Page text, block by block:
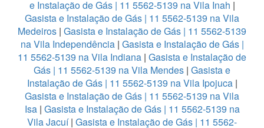
e Instalação de Gás | 11 5562-5139 na Vila Inah |
Gasista e Instalação de Gás | 11 5562-5139 na Vila
Medeiros | Gasista e Instalação de Gás | 11 5562-5139
na Vila Independência| Gasista e Instalação de Gás |
11 5562-5139 na Vila Indiana | Gasista e Instalação de
Gás | 11 5562-5139 na Vila Mendes | Gasista e
Instalação de Gás | 11 5562-5139 na Vila Ipojuca|
Gasista e Instalação de Gás | 11 5562-5139 na Vila
Isa| Gasista e Instalação de Gás | 11 5562-5139 na
Vila Jacuí| Gasista e Instalação de Gás | 11 5562-